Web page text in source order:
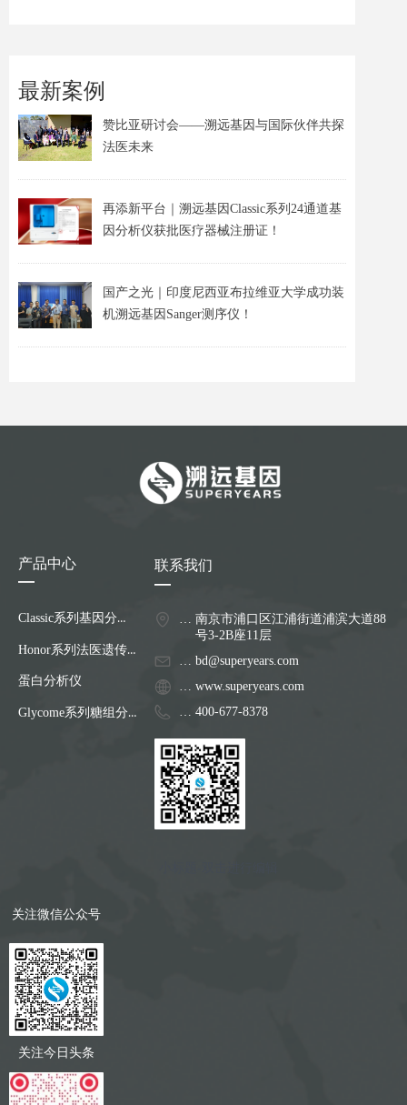
最新案例
赞比亚研讨会——溯远基因与国际伙伴共探
法医未来
再添新平台｜溯远基因Classic系列24通道基
因分析仪获批医疗器械注册证！
国产之光｜印度尼西亚布拉维亚大学成功装
机溯远基因Sanger测序仪！
产品中心
—
Classic系列基因分析仪
Honor系列法医遗传分析仪
蛋白分析仪
Glycome系列糖组分析仪
联系我们
—
地址：
南京市浦口区江浦街道浦滨大道88
号3-2B座11层
邮箱：
bd@superyears.com
网址：http://www.superyears.com
www.superyears.com
电话：
400-677-8378
关注微信公众号
关注今日头条